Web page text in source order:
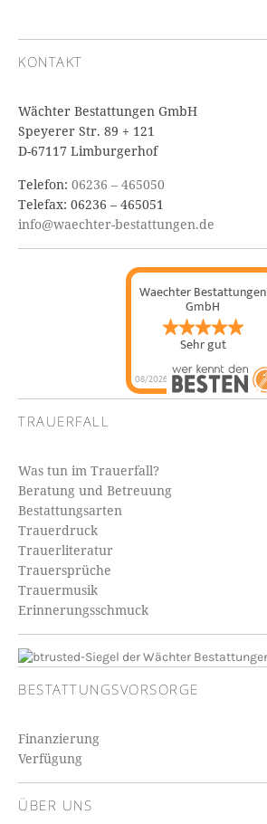
KONTAKT
Wächter Bestattungen GmbH
Speyerer Str. 89 + 121
D-67117 Limburgerhof
Telefon: 06236 – 465050
Telefax: 06236 – 465051
info@waechter-bestattungen.de
Waechter Bestattungen
GmbH
Sehr gut
08/2026
TRAUERFALL
Was tun im Trauerfall?
Beratung und Betreuung
Bestattungsarten
Trauerdruck
Trauerliteratur
Trauersprüche
Trauermusik
Erinnerungsschmuck
BESTATTUNGSVORSORGE
Finanzierung
Verfügung
ÜBER UNS